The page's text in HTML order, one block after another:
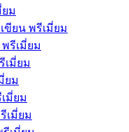
ม
ขียน พรีเมี่ยม
รีเมี่ยม
เมี่ยม
ยม
มี่ยม
เมี่ยม